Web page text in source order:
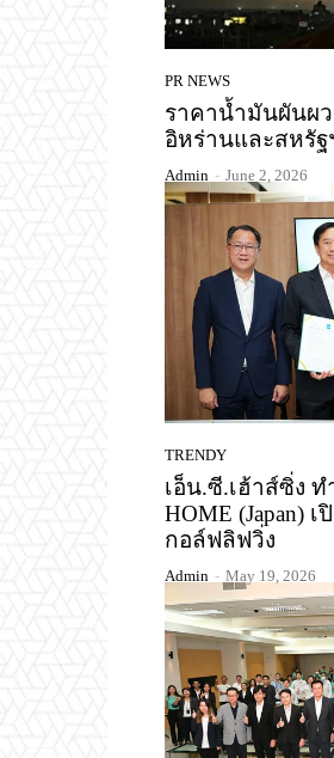
PR NEWS
ราคาน้ำมันผันผว
อิหร่านและสหรั
Admin - June 2, 2026
TRENDY
เอ็น.ซี.เฮ้าส์ซิ่ง ท
HOME (Japan)
กอล์ฟลิฟวิ่ง
Admin - May 19, 2026